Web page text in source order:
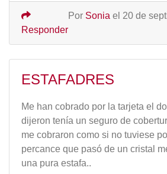
Por Sonia el 20 de
Responder
ESTAFADRES
Me han cobrado por la tarjeta el
dijeron tenía un seguro de
me cobraron como si no tuviese
percance que pasó de un cristal
una pura estafa..